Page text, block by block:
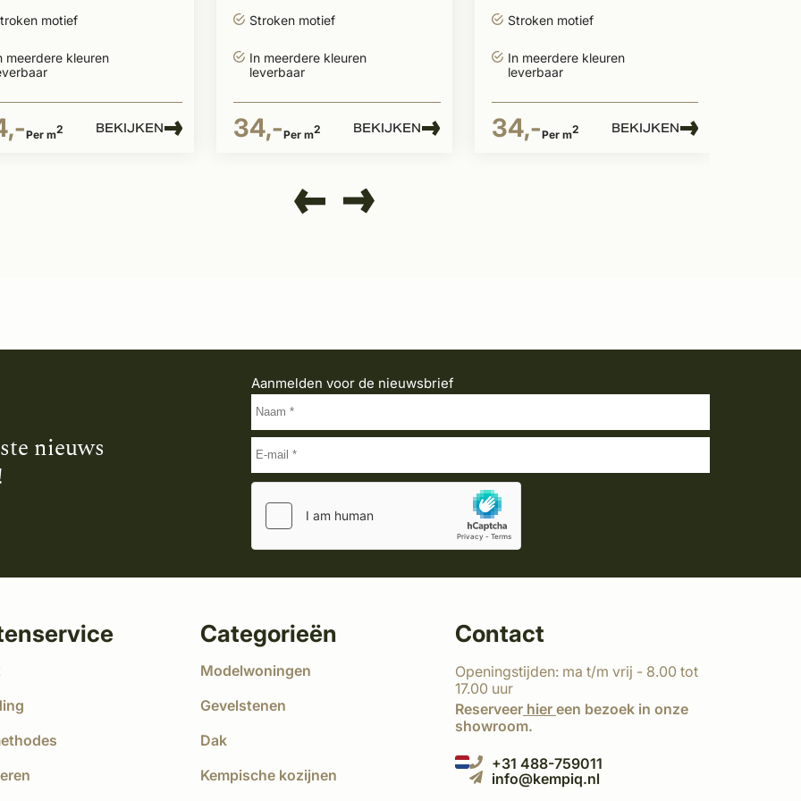
motief
meerdere kleuren
Per m2 BEKIJKEN
Stroken motief
In meerdere kleuren
leverbaar
34,-Per m2 BEKIJKEN
Stroken motief
In meerdere kleuren
leverbaar
34,-Per m2 BEKIJKEN
nieuws
Aanmelden voor de nieuwsbrief
Categorieën
Modelwoningen
Gevelstenen
Dak
Kempische kozijnen
Contact
Openingstijden: ma t/m vrij - 8.00 tot
17.00 uur
Reserveer hier een bezoek in onze
showroom.
+31 488-759011
info@kempiq.nl